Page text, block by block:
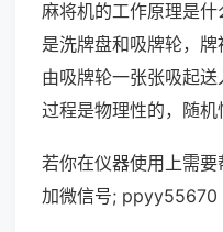
麻将机的工作原理是
是洗牌盘和吸牌轮，
由吸牌轮一张张吸起
过程是物理性的，随机
若你在仪器使用上需
加微信号; ppyy55670